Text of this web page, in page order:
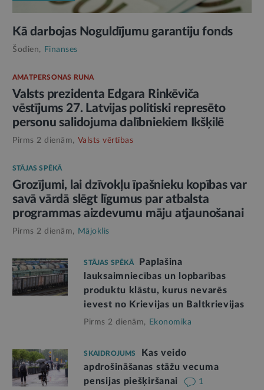
Kā darbojas Noguldījumu garantiju fonds
Šodien, Finanses
AMATPERSONAS RUNA
Valsts prezidenta Edgara Rinkēviča
vēstījums 27. Latvijas politiski represēto
personu salidojuma dalībniekiem Ikšķilē
Pirms 2 dienām, Valsts vērtības
STĀJAS SPĒKĀ
Grozījumi, lai dzīvokļu īpašnieku kopības var
savā vārdā slēgt līgumus par atbalsta
programmas aizdevumu māju atjaunošanai
Pirms 2 dienām, Mājoklis
STĀJAS SPĒKĀ
Paplašina
lauksaimniecības un lopbarības
produktu klāstu, kurus nevarēs
ievest no Krievijas un Baltkrievijas
Pirms 2 dienām, Ekonomika
SKAIDROJUMS
Kas veido
apdrošināšanas stāžu vecuma
pensijas piešķiršanai
1